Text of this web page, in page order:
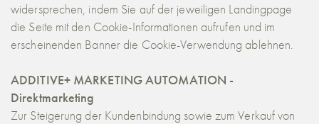
widersprechen, indem Sie auf der jeweiligen Landingpage
die Seite mit den Cookie-Informationen aufrufen und im
erscheinenden Banner die Cookie-Verwendung ablehnen.
ADDITIVE+ MARKETING AUTOMATION -
Direktmarketing
Zur Steigerung der Kundenbindung sowie zum Verkauf von